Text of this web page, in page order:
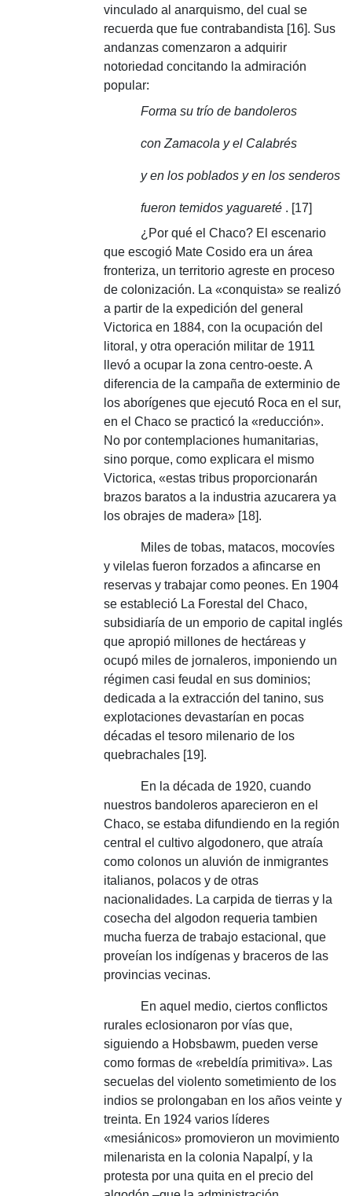
vinculado al anarquismo, del cual se
recuerda que fue contrabandista [16]. Sus
andanzas comenzaron a adquirir
notoriedad concitando la admiración
popular:
Forma su trío de bandoleros
con Zamacola y el Calabrés
y en los poblados y en los senderos
fueron temidos yaguareté . [17]
¿Por qué el Chaco? El escenario
que escogió Mate Cosido era un área
fronteriza, un territorio agreste en proceso
de colonización. La «conquista» se realizó
a partir de la expedición del general
Victorica en 1884, con la ocupación del
litoral, y otra operación militar de 1911
llevó a ocupar la zona centro-oeste. A
diferencia de la campaña de exterminio de
los aborígenes que ejecutó Roca en el sur,
en el Chaco se practicó la «reducción».
No por contemplaciones humanitarias,
sino porque, como explicara el mismo
Victorica, «estas tribus proporcionarán
brazos baratos a la industria azucarera ya
los obrajes de madera» [18].
Miles de tobas, matacos, mocovíes
y vilelas fueron forzados a afincarse en
reservas y trabajar como peones. En 1904
se estableció La Forestal del Chaco,
subsidiaría de un emporio de capital inglés
que apropió millones de hectáreas y
ocupó miles de jornaleros, imponiendo un
régimen casi feudal en sus dominios;
dedicada a la extracción del tanino, sus
explotaciones devastarían en pocas
décadas el tesoro milenario de los
quebrachales [19].
En la década de 1920, cuando
nuestros bandoleros aparecieron en el
Chaco, se estaba difundiendo en la región
central el cultivo algodonero, que atraía
como colonos un aluvión de inmigrantes
italianos, polacos y de otras
nacionalidades. La carpida de tierras y la
cosecha del algodon requeria tambien
mucha fuerza de trabajo estacional, que
proveían los indígenas y braceros de las
provincias vecinas.
En aquel medio, ciertos conflictos
rurales eclosionaron por vías que,
siguiendo a Hobsbawm, pueden verse
como formas de «rebeldía primitiva». Las
secuelas del violento sometimiento de los
indios se prolongaban en los años veinte y
treinta. En 1924 varios líderes
«mesiánicos» promovieron un movimiento
milenarista en la colonia Napalpí, y la
protesta por una quita en el precio del